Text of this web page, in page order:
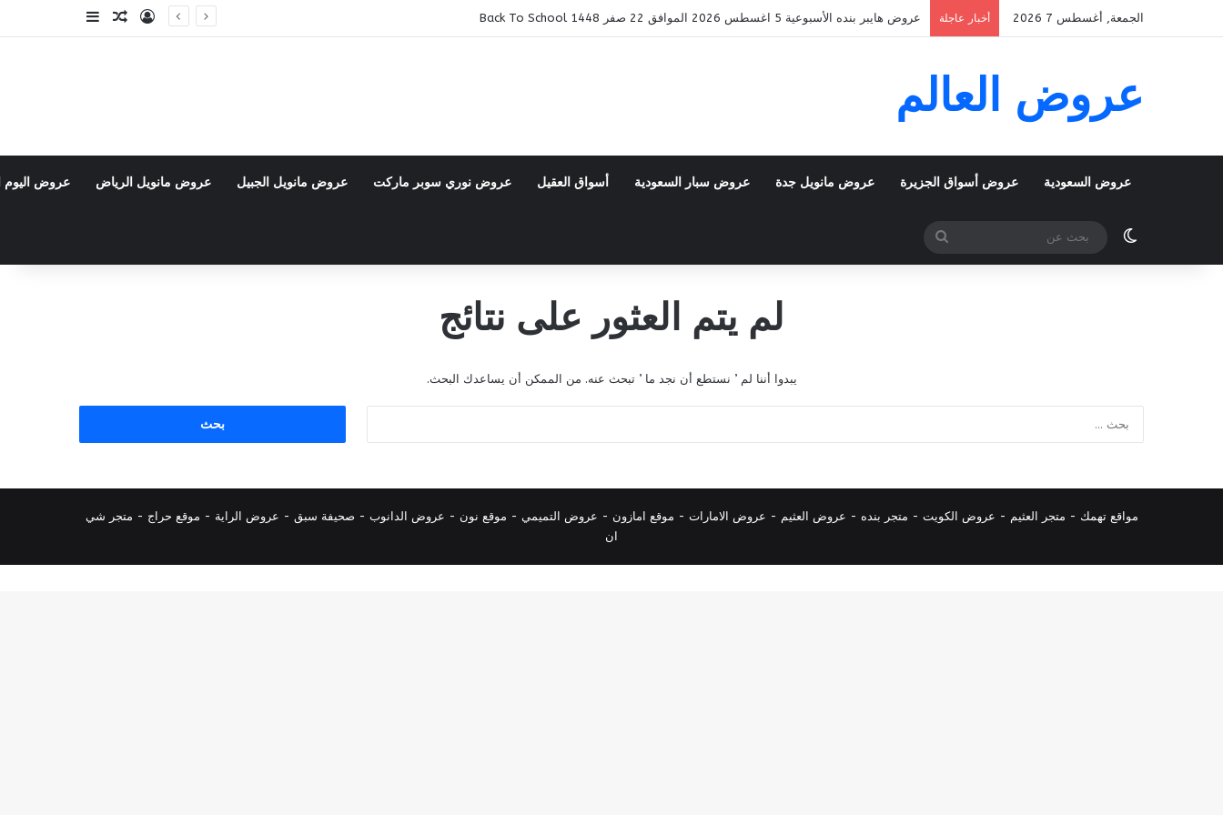
الجمعة, أغسطس 7 2026 أخبار عاجلة عروض هايبر بنده الأسبوعية 5 اغسطس 2026 الموافق 22 صفر 1448 Back To School تسجيل الدخول
مقال عشوائي
إضافة عمود
عروض العالم
عروض السعودية عروض أسواق الجزيرة عروض مانويل جدة عروض سبار السعودية أسواق العقيل عروض نوري سوبر ماركت عروض مانويل الجبيل عروض مانويل الرياض عروض اليوم
الوضع المظلم
بحث
عن
لم يتم العثور على نتائج
يبدوا أننا لم ’ نستطع أن نجد ما ’ تبحث عنه. من الممكن أن يساعدك البحث.
مواقع تهمك - متجر العثيم - عروض الكويت - متجر بنده - عروض العثيم - عروض الامارات - موقع امازون - عروض التميمي - موقع نون - عروض الدانوب - صحيفة سبق - عروض الراية - موقع حراج - متجر شي
ان